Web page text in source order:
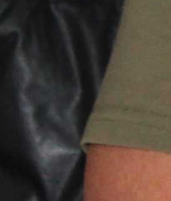
в
первое
2023 года